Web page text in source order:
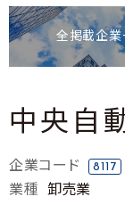
全掲載企業
中央自
企業コード 8117
業種
卸売業